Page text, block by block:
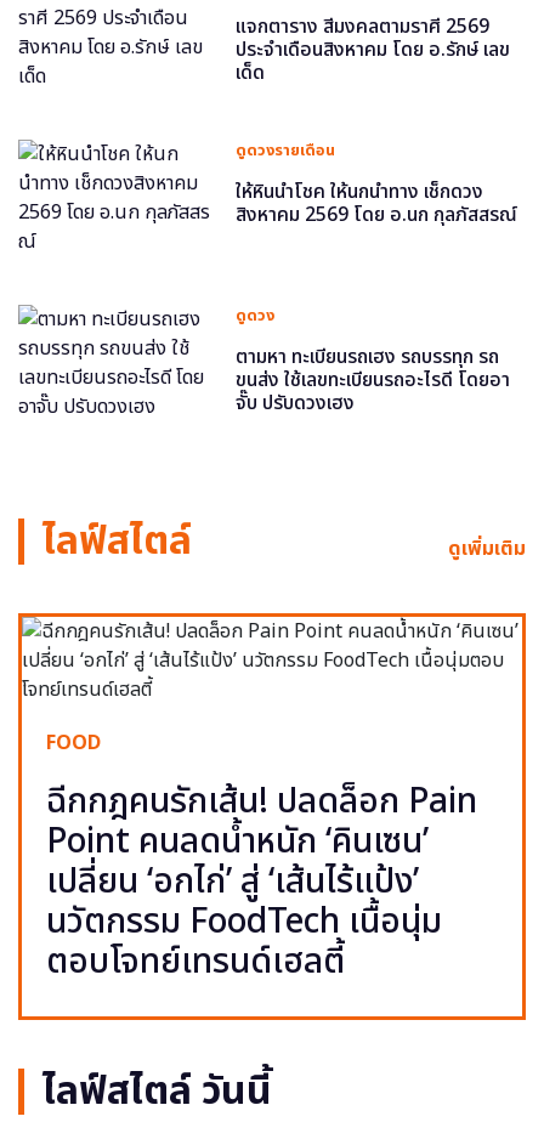
แจกตาราง สีมงคลตามราศี 2569
ประจำเดือนสิงหาคม โดย อ.รักษ์ เลข
เด็ด
ดูดวงรายเดือน
ให้หินนำโชค ให้นกนำทาง เช็กดวง
สิงหาคม 2569 โดย อ.นก กุลภัสสรณ์
ดูดวง
ตามหา ทะเบียนรถเฮง รถบรรทุก รถ
ขนส่ง ใช้เลขทะเบียนรถอะไรดี โดยอา
จั๊บ ปรับดวงเฮง
ไลฟ์สไตล์ ดูเพิ่มเติม
FOOD
ฉีกกฎคนรักเส้น! ปลดล็อก Pain
Point คนลดน้ำหนัก ‘คินเซน’
เปลี่ยน ‘อกไก่’ สู่ ‘เส้นไร้แป้ง’
นวัตกรรม FoodTech เนื้อนุ่ม
ตอบโจทย์เทรนด์เฮลตี้
ไลฟ์สไตล์ วันนี้